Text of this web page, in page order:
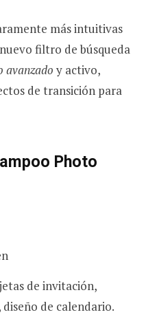
más intuitivas
filtro de búsqueda
avanzado y activo,
de transición para
Photo
de invitación,
de calendario.